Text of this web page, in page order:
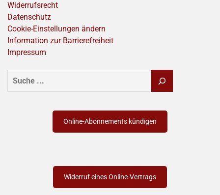
Widerrufsrecht
Datenschutz
Cookie-Einstellungen ändern
Information zur Barrierefreiheit
Impressum
SUCHEN
Online-Abonnements kündigen
Widerruf eines Online-Vertrags